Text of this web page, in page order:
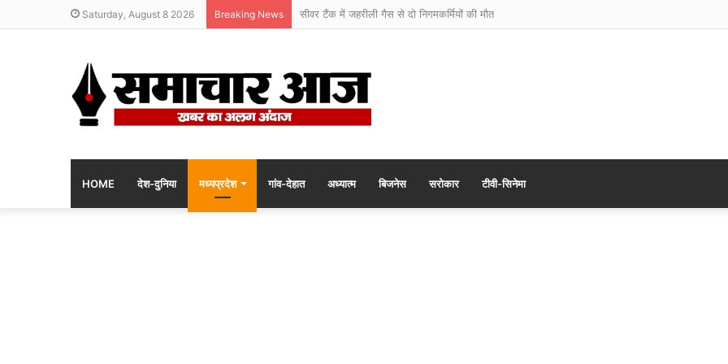
Saturday, August 8 2026 Breaking News सीवर टैंक में जहरीली गैस से दो निगमकर्मियों की मौत
HOME देश-दुनिया मध्यप्रदेश गांव-देहात अध्यात्म बिजनेस सरोकार टीवी-सिनेमा